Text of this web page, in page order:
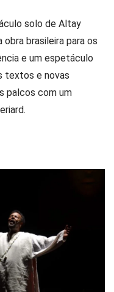
solo de Altay
obra brasileira para os
e um espetáculo
textos e novas
palcos com um